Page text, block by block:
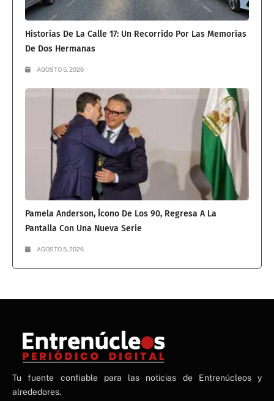
Historias De La Calle 17: Un Recorrido Por Las Memorias
De Dos Hermanas
AGOSTO 5, 2026
Pamela Anderson, Ícono De Los 90, Regresa A La
Pantalla Con Una Nueva Serie
AGOSTO 5, 2026
NE
NEWS ELEMENTOR
Tu fuente confiable para las noticias de Entrenúcleos y
alrededores.